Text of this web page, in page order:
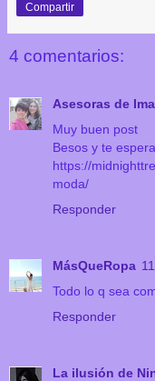
Compartir
4 comentarios:
Asesoras de
Muy buen post
Besos y te
https://
moda/
Responder
MásQueRopa
Todo lo q sea
Responder
La ilusión de